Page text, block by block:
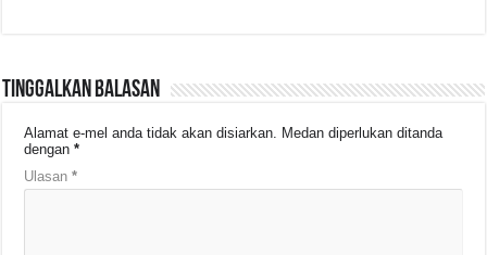
Tinggalkan Balasan
Alamat e-mel anda tidak akan disiarkan. Medan diperlukan ditanda
dengan*
Ulasan*